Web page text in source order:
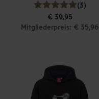
(3)
€ 39,95
Mitgliederpreis: € 35,96